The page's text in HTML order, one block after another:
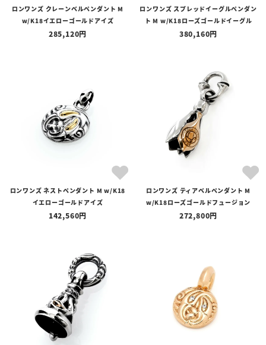
ロンワンズ クレーンベルペンダント M
w/K18イエローゴールドアイズ
285,120
ロンワンズ スプレッドイーグルペンダン
ト M w/K18ローズゴールドイーグル
380,160
ロンワンズ ネストペンダント M w/K18
イエローゴールドアイズ
142,560
ロンワンズ ティアベルペンダント M
w/K18ローズゴールドフュージョン
272,800